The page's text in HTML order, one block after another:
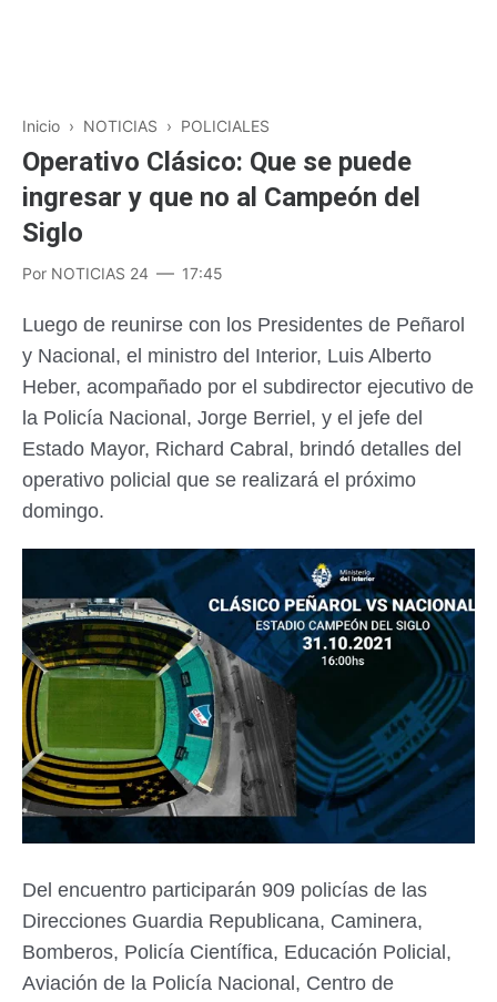
Inicio › NOTICIAS › POLICIALES
Operativo Clásico: Que se puede
ingresar y que no al Campeón del
Siglo
Por NOTICIAS 24 17:45
Luego de reunirse con los Presidentes de Peñarol
y Nacional, el ministro del Interior, Luis Alberto
Heber, acompañado por el subdirector ejecutivo de
la Policía Nacional, Jorge Berriel, y el jefe del
Estado Mayor, Richard Cabral, brindó detalles del
operativo policial que se realizará el próximo
domingo.
Del encuentro participarán 909 policías de las
Direcciones Guardia Republicana, Caminera,
Bomberos, Policía Científica, Educación Policial,
Aviación de la Policía Nacional, Centro de